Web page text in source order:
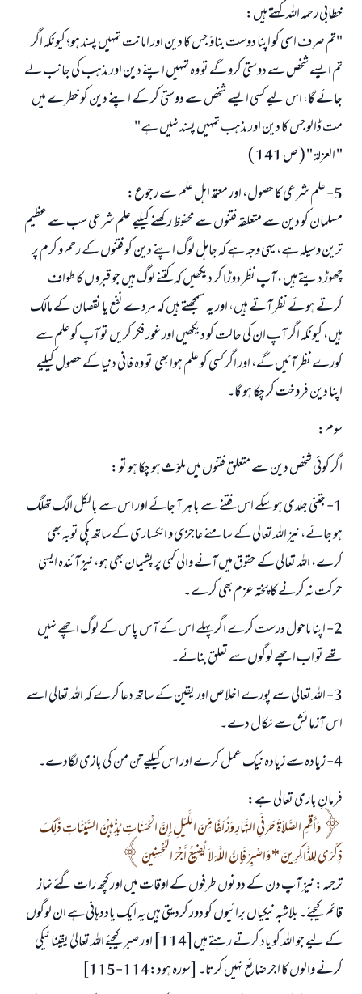
خطابی رحمہ اللہ کہتے ہیں:
"تم صرف اسی کو اپنا دوست بناؤ جس کا دین اور امانت تمہیں پسند ہو؛ کیونکہ اگر
تم ایسے شخص سے دوستی کرو گے تو وہ تمہیں اپنے دین اور مذہب کی جانب لے
جائے گا، اس لیے کسی ایسے شخص سے دوستی کر کے اپنے دین کو خطرے میں
مت ڈالوجس کا دین اور مذہب تمہیں پسند نہیں ہے"
" العزلة " ( ص 141 )
5- علم شرعی کا حصول، اور معتمد اہل علم سے رجوع:
مسلمان کو دین سے متعلقہ فتنوں سے محفوظ رکھنے کیلیے علم شرعی سب سے عظیم
ترین وسیلہ ہے، یہی وجہ ہے کہ جاہل لوگ اپنے دین کو فتنوں کے رحم و کرم پر
چھوڑ دیتے ہیں ، آپ نظر دوڑا کر دیکھیں کہ کتنے لوگ ہیں جو قبروں کا طواف
کرتے ہوئے نظر آتے ہیں، اور یہ سمجھتے ہیں کہ مردے نفع یا نقصان کے مالک
ہیں، کیونکہ اگر آپ ان کی حالت کو دیکھیں اور غور فکر کریں تو آپ کو علم سے
کورے نظر آئیں گے، اور اگر کسی کو علم ہوا بھی تو وہ فانی دنیا کے حصول کیلیے
اپنا دین فروخت کر چکا ہو گا۔
سوم:
اگر کوئی شخص دین سے متعلق فتنوں میں ملوّث ہو چکا ہو تو :
1- جتنی جلدی ہو سکے اس فتنے سے باہر آ جائے اور اس سے بالکل الگ تھلگ
ہو جائے، نیز اللہ تعالی کے سامنے عاجزی و انکساری کےساتھ پکی توبہ بھی
کرے، اللہ تعالی کے حقوق میں آنے والی کمی پر پشیمان بھی ہو، نیز آئندہ ایسی
حرکت نہ کرنے کا پختہ عزم بھی کرے۔
2- اپنا ماحول درست کرے اگر پہلے اس کے آس پاس کے لوگ اچھے نہیں
تھے تو اب اچھے لوگوں سے تعلق بنائے۔
3- اللہ تعالی سے پورے اخلاص اور یقین کے ساتھ دعا کرے کہ اللہ تعالی اسے
اس آزمائش سے نکال دے۔
4- زیادہ سے زیادہ نیک عمل کرے اور اس کیلیے تن من کی بازی لگادے۔
فرمانِ باری تعالی ہے:
وَأَقِمِ الصَّلاَةَ طَرَفَيِ النَّهَارِ وَزُلَفًا مِّنَ اللَّيْلِ إِنَّ الْحَسَنَاتِ يُذْهِبْنَ السَّيِّئَاتِ ذَلِكَ
ذِكْرَى لِلذَّاكِرِينَ * وَاصْبِرْ فَإِنَّ اللَّهَ لاَ يُضِيعُ أَجْرَ الْمُحْسِنِينَ
ترجمہ: نیز آپ دن کے دونوں طرفوں کے اوقات میں اور کچھ رات گئے نماز
قائم کیجئے۔ بلاشبہ نیکیاں برائیوں کو دور کردیتی ہیں یہ ایک یاددہانی ہے ان لوگوں
کے لیے جو اللہ کو یاد کرتے رہتے ہیں[114] اور صبر کیجئے اللہ تعالیٰ یقینا نیکی
کرنے والوں کا اجر ضائع نہیں کرتا۔ [سورہ ہود:114-115]